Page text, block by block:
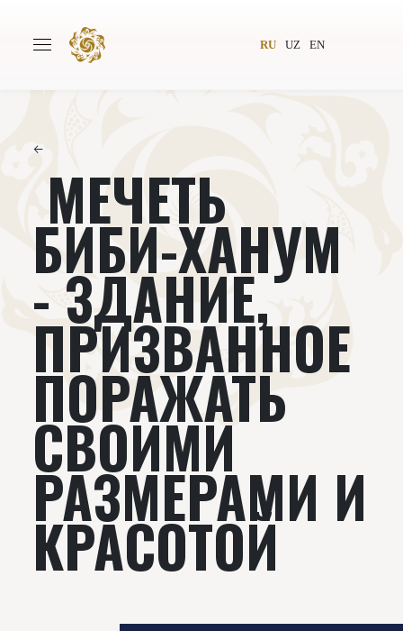
RU UZ EN
Авторы Всемирное общество
Издательство Новости
Проекты Подкасты
Видеолекторий
←
МЕЧЕТЬ
БИБИ-ХАНУМ
- ЗДАНИЕ,
ПРИЗВАННОЕ
ПОРАЖАТЬ
СВОИМИ
РАЗМЕРАМИ И
КРАСОТОЙ